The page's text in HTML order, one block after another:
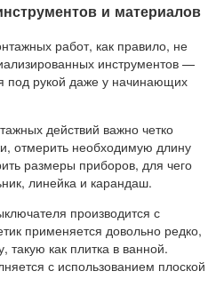
и материалов
работ, как правило, не
инструментов —
под рукой даже у начинающих
действий важно четко
отмерить необходимую длину
размеры приборов, для чего
линейка и карандаш.
производится с
применяется довольно редко,
такую как плитка в ванной.
с использованием плоской